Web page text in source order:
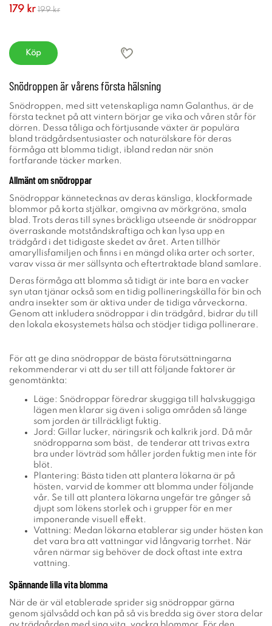
179 kr 199 kr
Köp
Snödroppen är vårens första hälsning
Snödroppen, med sitt vetenskapliga namn Galanthus, är de
första tecknet på att vintern börjar ge vika och våren står för
dörren. Dessa tåliga och förtjusande växter är populära
bland trädgårdsentusiaster och naturälskare för deras
förmåga att blomma tidigt, ibland redan när snön
fortfarande täcker marken.
Allmänt om snödroppar
Snödroppar kännetecknas av deras känsliga, klockformade
blommor på korta stjälkar, omgivna av mörkgröna, smala
blad. Trots deras till synes bräckliga utseende är snödroppar
överraskande motståndskraftiga och kan lysa upp en
trädgård i det tidigaste skedet av året. Arten tillhör
amaryllisfamiljen och finns i en mängd olika arter och sorter,
varav vissa är mer sällsynta och eftertraktade bland samlare.
Deras förmåga att blomma så tidigt är inte bara en vacker
syn utan tjänar också som en tidig pollineringskälla för bin och
andra insekter som är aktiva under de tidiga vårveckorna.
Genom att inkludera snödroppar i din trädgård, bidrar du till
den lokala ekosystemets hälsa och stödjer tidiga pollinerare.
För att ge dina snödroppar de bästa förutsättningarna
rekommenderar vi att du ser till att följande faktorer är
genomtänkta:
Läge: Snödroppar föredrar skuggiga till halvskuggiga
lägen men klarar sig även i soliga områden så länge
som jorden är tillräckligt fuktig.
Jord: Gillar lucker, näringsrik och kalkrik jord. Då mår
snödropparna som bäst, de tenderar att trivas extra
bra under lövträd som håller jorden fuktig men inte för
blöt.
Plantering: Bästa tiden att plantera lökarna är på
hösten, varvid de kommer att blomma under följande
vår. Se till att plantera lökarna ungefär tre gånger så
djupt som lökens storlek och i grupper för en mer
imponerande visuell effekt.
Vattning: Medan lökarna etablerar sig under hösten kan
det vara bra att vattningar vid långvarig torrhet. När
våren närmar sig behöver de dock oftast inte extra
vattning.
Spännande lilla vita blomma
När de är väl etablerade sprider sig snödroppar gärna
genom självsådd och kan på så vis bredda sig över stora delar